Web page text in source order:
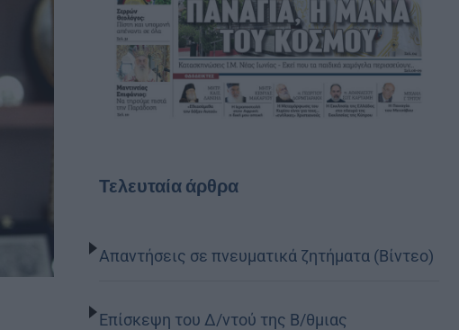
Τελευταία άρθρα
Απαντήσεις σε πνευματικά ζητήματα (Βίντεο)
Επίσκεψη του Δ/ντού της Β/θμιας